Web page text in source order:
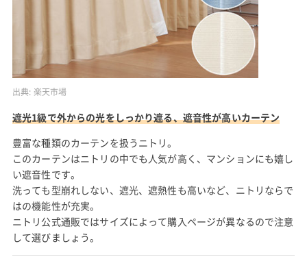
出典: 楽天市場
遮光1級で外からの光をしっかり遮る、遮音性が高いカーテン
豊富な種類のカーテンを扱うニトリ。
このカーテンはニトリの中でも人気が高く、マンションにも嬉し
い遮音性です。
洗っても型崩れしない、遮光、遮熱性も高いなど、ニトリならで
はの機能性が充実。
ニトリ公式通販ではサイズによって購入ページが異なるので注意
して選びましょう。